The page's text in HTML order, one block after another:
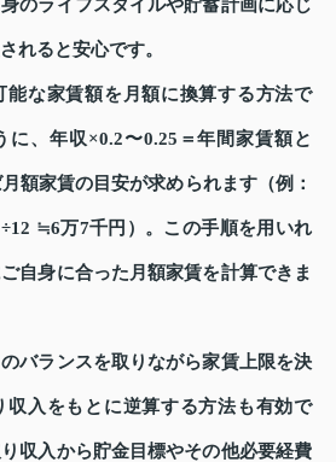
のライフスタイルや貯蓄計画に応じ
れると安心です。
能な家賃額を月額に換算する方法で
に、年収×0.2〜0.25＝年間家賃額と
額家賃の目安が求められます（例：
≒6万7千円）。この手順を用いれ
自身に合った月額家賃を計算できま
バランスを取りながら家賃上限を決
収入をもとに逆算する方法も有効で
収入から貯金目標やその他必要経費